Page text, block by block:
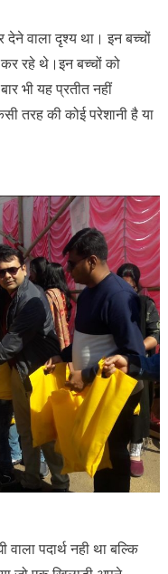
वाला दृश्य था। इन बच्चों
रहे थे।इन बच्चों को
भी यह प्रतीत नहीं
तरह की कोई परेशानी है या
पदार्थ नही था बल्कि